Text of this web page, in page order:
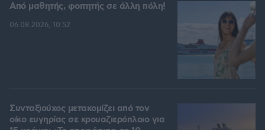
Από μαθητής, φοιτητής σε άλλη πόλη!
06.08.2026, 10:52
Συνταξιούχος μετακομίζει από τον
οίκο ευγηρίας σε κρουαζιερόπλοιο για